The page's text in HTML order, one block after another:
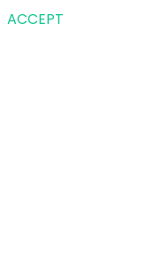
ACCEPT